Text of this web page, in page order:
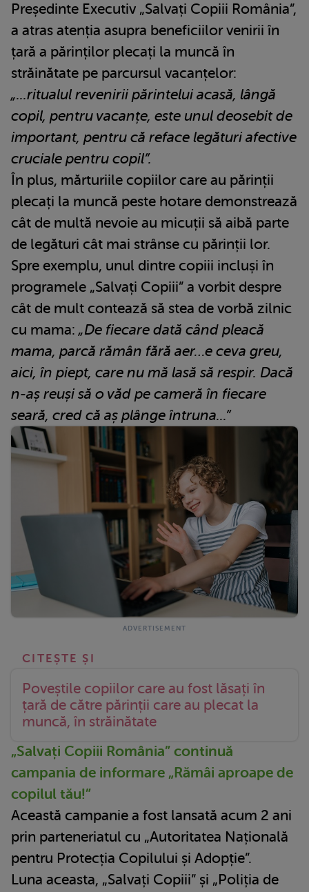
Președinte Executiv „Salvați Copiii România”,
a atras atenția asupra beneficiilor venirii în
țară a părinților plecați la muncă în
străinătate pe parcursul vacanțelor:
„...ritualul revenirii părintelui acasă, lângă
copil, pentru vacanțe, este unul deosebit de
important, pentru că reface legături afective
cruciale pentru copil”.
În plus, mărturiile copiilor care au părinții
plecați la muncă peste hotare demonstrează
cât de multă nevoie au micuții să aibă parte
de legături cât mai strânse cu părinții lor.
Spre exemplu, unul dintre copiii incluși în
programele „Salvați Copiii” a vorbit despre
cât de mult contează să stea de vorbă zilnic
cu mama: „De fiecare dată când pleacă
mama, parcă rămân fără aer…e ceva greu,
aici, în piept, care nu mă lasă să respir. Dacă
n-aș reuși să o văd pe cameră în fiecare
seară, cred că aș plânge întruna...”
Poveștile copiilor care au fost lăsați în
țară de către părinții care au plecat la
muncă, în străinătate
„Salvați Copiii România” continuă
campania de informare „Rămâi aproape de
copilul tău!”
Această campanie a fost lansată acum 2 ani
prin parteneriatul cu „Autoritatea Națională
pentru Protecția Copilului și Adopție”.
Luna aceasta, „Salvați Copiii” și „Poliția de